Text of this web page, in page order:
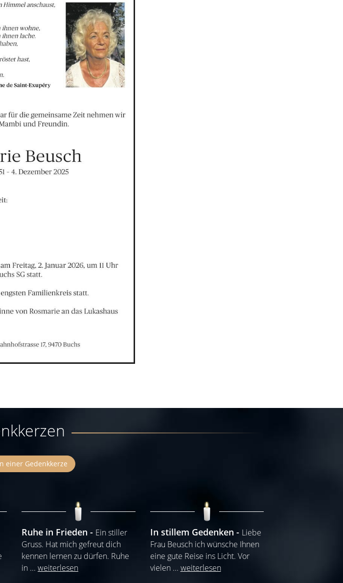
einer Gedenkkerze
Ruhe in Frieden
Ein stiller
Gruss. Hat mich gefreut dich
kennen lernen zu dürfen. Ruhe
in ... weiterlesen
In stillem Gedenken
Liebe
Frau Beusch ich wünsche Ihnen
eine gute Reise ins Licht. Vor
vielen ... weiterlesen